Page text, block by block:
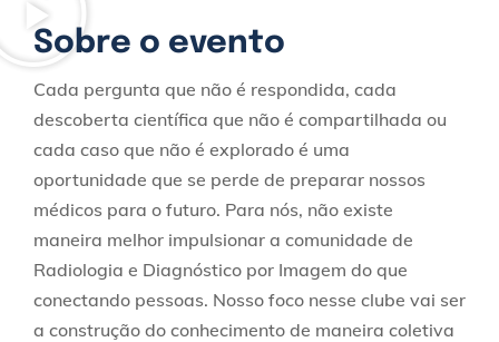
Sobre o evento
Cada pergunta que não é respondida, cada
descoberta científica que não é compartilhada ou
cada caso que não é explorado é uma
oportunidade que se perde de preparar nossos
médicos para o futuro. Para nós, não existe
maneira melhor impulsionar a comunidade de
Radiologia e Diagnóstico por Imagem do que
conectando pessoas. Nosso foco nesse clube vai ser
a construção do conhecimento de maneira coletiva